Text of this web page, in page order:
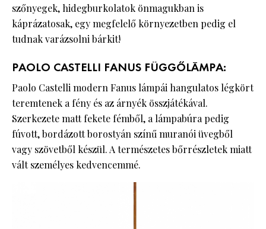
szőnyegek, hidegburkolatok önmagukban is
káprázatosak, egy megfelelő környezetben pedig el
tudnak varázsolni bárkit!
PAOLO CASTELLI FANUS FÜGGŐLÁMPA:
Paolo Castelli modern Fanus lámpái hangulatos légkört
teremtenek a fény és az árnyék összjátékával.
Szerkezete matt fekete fémből, a lámpabúra pedig
fúvott, bordázott borostyán színű muranói üvegből
vagy szövetből készül. A természetes bőrrészletek miatt
vált személyes kedvencemmé.